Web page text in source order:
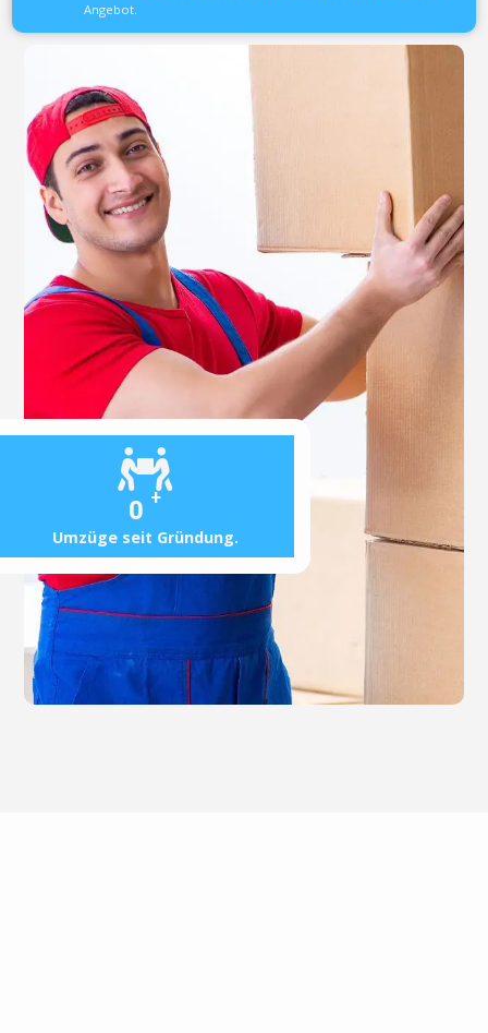
0 +
Umzüge seit Gründung.
Angebot.